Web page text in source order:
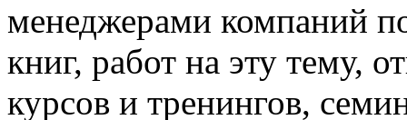
менеджерами компаний
книг, работ на эту тему,
курсов и тренингов,